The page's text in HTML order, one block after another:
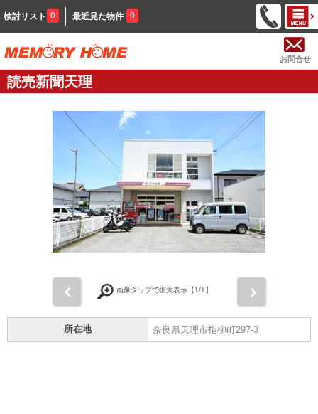
検討リスト 0 最近見た物件 0
お問合せ
読売新聞天理
画像タップで拡大表示【1/1】
所在地 奈良県天理市指柳町297-3